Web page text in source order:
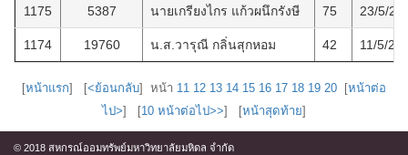
1175 5387 นายเกรียงไกร แก้วผนึกรังษี 75 23/5/
1174 19760 น.ส.วารุณี กลิ่นสุกหอม 42 11/5/
[หน้าแรก] [<ย้อนกลับ] หน้า 11 12 13 14 15 16 17 18 19 20 [หน้าต่อ
ไป>] [10 หน้าต่อไป>>] [หน้าสุดท้าย]
© 2018 สหกรณ์ออมทรัพย์มหาวิทยาลัยมหิดล จำกัด